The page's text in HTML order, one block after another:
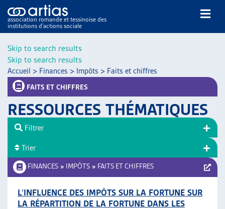
Skip to search results
Skip to search results
association romande et tessinoise des
institutions d’actions sociale
NOS PUBLICATIONS
DOSSIERS DU MOIS
VEILLE
RESSOURCES
THÉMATIQUES
GUIDE SOCIAL ROMAND
Accueil > Finances > Impôts > Faits et chiffres
FAITS ET CHIFFRES
RESSOURCES THÉMATIQUES
FINANCES » IMPÔTS » FAITS ET CHIFFRES
L’INFLUENCE DES IMPÔTS SUR LA FORTUNE SUR
LA RÉPARTITION DE LA FORTUNE DANS LES
Filtrer
Trier